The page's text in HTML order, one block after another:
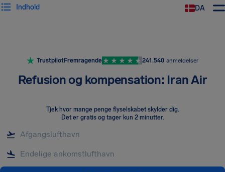
DA
Indhold
TrustpilotFremragende 241.540 anmeldelser
Refusion og kompensation: Iran Air
Tjek hvor mange penge flyselskabet skylder dig.
Det er gratis og tager kun 2 minutter.